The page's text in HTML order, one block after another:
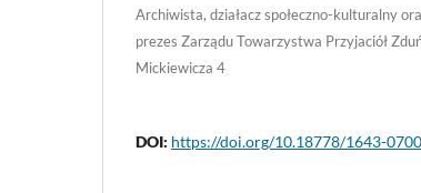
Archiwista, działacz społeczno-kulturalny
prezes Zarządu Towarzystwa Przyjaciół
Mickiewicza 4
DOI: https://doi.org/10.18778/1643-